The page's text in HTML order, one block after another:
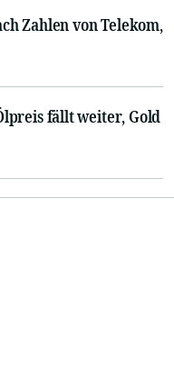
Zahlen von Telekom,
fällt weiter, Gold